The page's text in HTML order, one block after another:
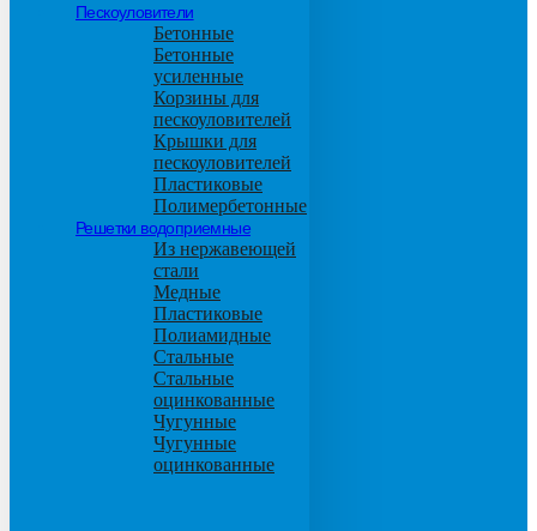
Пескоуловители
Бетонные
Бетонные
усиленные
Корзины для
пескоуловителей
Крышки для
пескоуловителей
Пластиковые
Полимербетонные
Решетки водоприемные
Из нержавеющей
стали
Медные
Пластиковые
Полиамидные
Стальные
Стальные
оцинкованные
Чугунные
Чугунные
оцинкованные